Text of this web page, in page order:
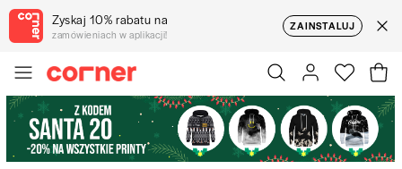
Zyskaj 10% rabatu na
zamówieniach w aplikacji!
ZAINSTALUJ